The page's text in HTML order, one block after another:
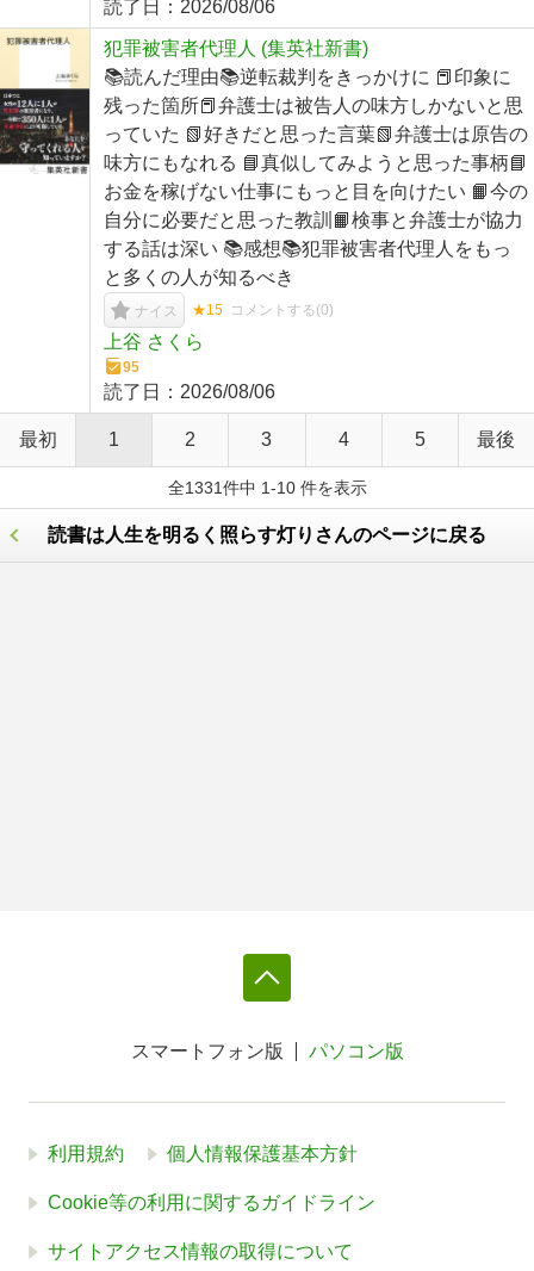
読了日： 2026/08/06
犯罪被害者代理人 (集英社新書)
📚読んだ理由📚逆転裁判をきっかけに 📕印象に
残った箇所📕弁護士は被告人の味方しかないと思
っていた 📗好きだと思った言葉📗弁護士は原告の
味方にもなれる 📘真似してみようと思った事柄📘
お金を稼げない仕事にもっと目を向けたい 📙今の
自分に必要だと思った教訓📙検事と弁護士が協力
する話は深い 📚感想📚犯罪被害者代理人をもっ
と多くの人が知るべき
ナイス ★15 コメントする(0)
上谷 さくら
95
読了日： 2026/08/06
最初 1 2 3 4 5 最後
全1331件中 1-10 件を表示
読書は人生を明るく照らす灯りさんのページに戻る
スマートフォン版 パソコン版
利用規約 個人情報保護基本方針
Cookie等の利用に関するガイドライン
サイトアクセス情報の取得について